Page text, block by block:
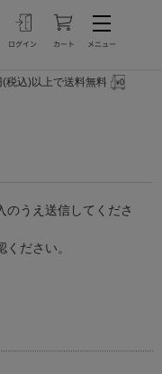
税込)以上で送料無料
のうえ送信してくださ
ください。